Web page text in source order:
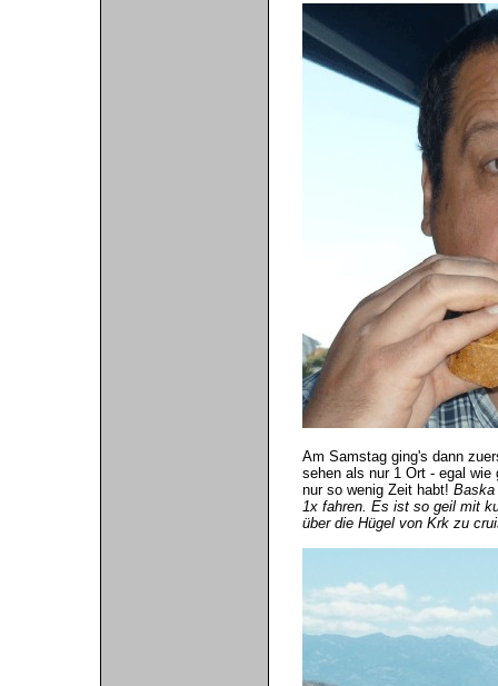
Am Samstag ging's dann
sehen als nur 1 Ort - egal
nur so wenig Zeit habt! Baska
1x fahren. Es ist so geil mit
über die Hügel von Krk zu